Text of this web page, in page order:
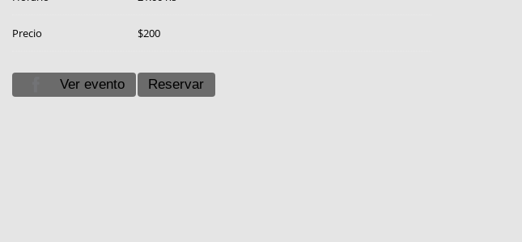
Precio $200
Ver evento Reservar